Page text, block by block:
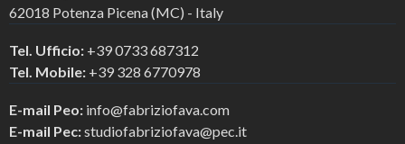
62018 Potenza Picena (MC) - Italy
Tel. Ufficio: +39 0733 687312
Tel. Mobile: +39 328 6770978
E-mail Peo: info@fabriziofava.com
E-mail Pec:studiofabriziofava@pec.it